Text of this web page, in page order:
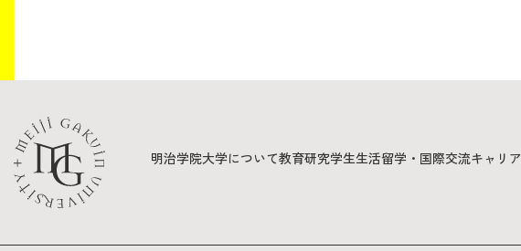
2026年9月入学者向け 新入生サイト
MGグッズ オンラインショップ
（外部サイト）
明治学院大学について教育研究学生生活留学・国際交流キャリア